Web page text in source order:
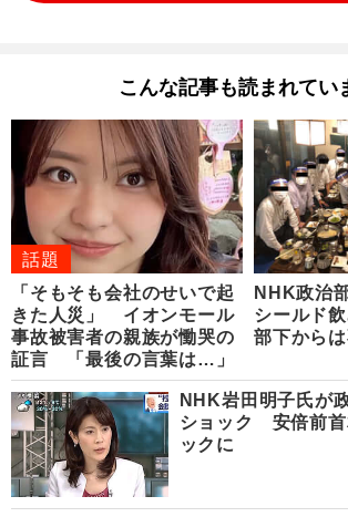
こんな記事も読まれてい
話題
「そもそも会社のせいで起
きた人災」 イオンモール
事故被害者の親族が慟哭の
証言 「最後の言葉は…」
NHK政治
シールド
部下から
NHK岩田明子氏が
ショック 安倍前首
ックに